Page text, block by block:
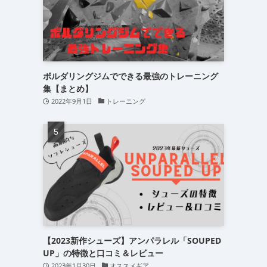
ボルダリングジムでできる最強のトレーニング
集【まとめ】
2022年9月1日 トレーニング
【2023新作シューズ】アンパラレル「SOUPED
UP」の特徴と口コミ＆レビュー